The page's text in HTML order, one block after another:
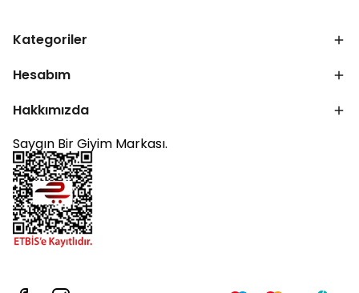
Kategoriler
Hesabım
Hakkımızda
Saygın Bir Giyim Markası.